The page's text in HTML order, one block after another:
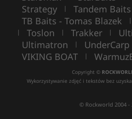
Strategy | Tandem Baits
TB Baits - Tomas Blazek |
| Toslon | Trakker |
Ultimatron | UnderCarp
VIKING BOAT |
Copyright ©
Wykorzystywanie zdjęć i tekstów bez
© Rockworld 2004 -